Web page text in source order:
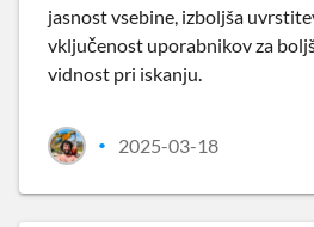
jasnost vsebine, izboljša
vključenost uporabnikov za
vidnost pri iskanju.
• 2025-03-18